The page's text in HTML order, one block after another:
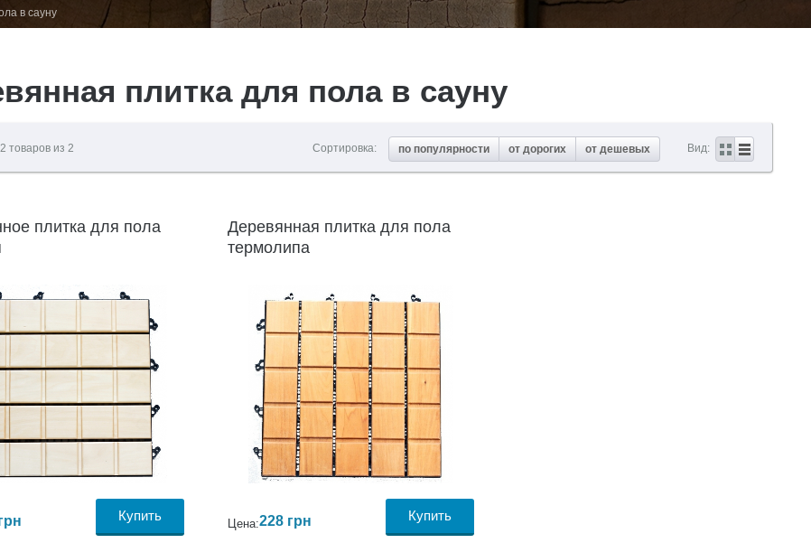
в сауну
плитка для пола в сауну
2 товаров из 2 Сортировка: по популярности от дорогих от дешевых Вид:
плитка для пола
Купить
Деревянная плитка для пола
термолипа
Цена:228грн Купить